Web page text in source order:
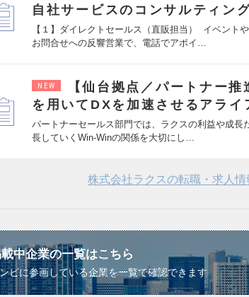
自社サービスのコンサルティン
【１】ダイレクトセールス（直販担当） イベント
お問合せへの反響営業で、電話でアポイ…
NEW
【仙台拠点／パートナー
を用いてDXを加速させるアライ
パートナーセールス部門では、ラクスの利益や成長
長していくWin-Winの関係を大切にし…
株式会社ラクスの転職・求人情
中企業の一覧はこちら
ビに参画している企業を一覧で確認できます